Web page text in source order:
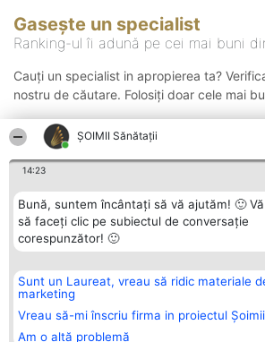
ŞOIMII Sănătații
14:23
Bună, suntem încântați să vă ajutăm! 🙂
să faceți clic pe subiectul de conversație
corespunzător! 🙂
Sunt un Laureat, vreau să ridic materiale
marketing
Vreau să-mi înscriu firma in proiectul Șoimii
Am o altă problemă
Gasește un specialist
Ranking-ul îi adună pe cei mai buni
Cauți un specialist in apropierea ta?
nostru de căutare. Folosiți doar cele mai
Organizator Ranking
BRIGHT SOLUTIONS BR SRL
Aleea Timisul De Sus 2 Bl. A30
Sc. A Et. 4 Ap. 13 Cod 061952
București
Plebiscyt
Lista Tuturor
Laureaților